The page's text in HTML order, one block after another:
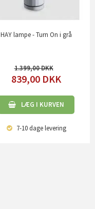
HAY lampe - Turn On i grå
1.399,00
839,00 DKK
LÆG I KURVEN
7-10 dagelevering